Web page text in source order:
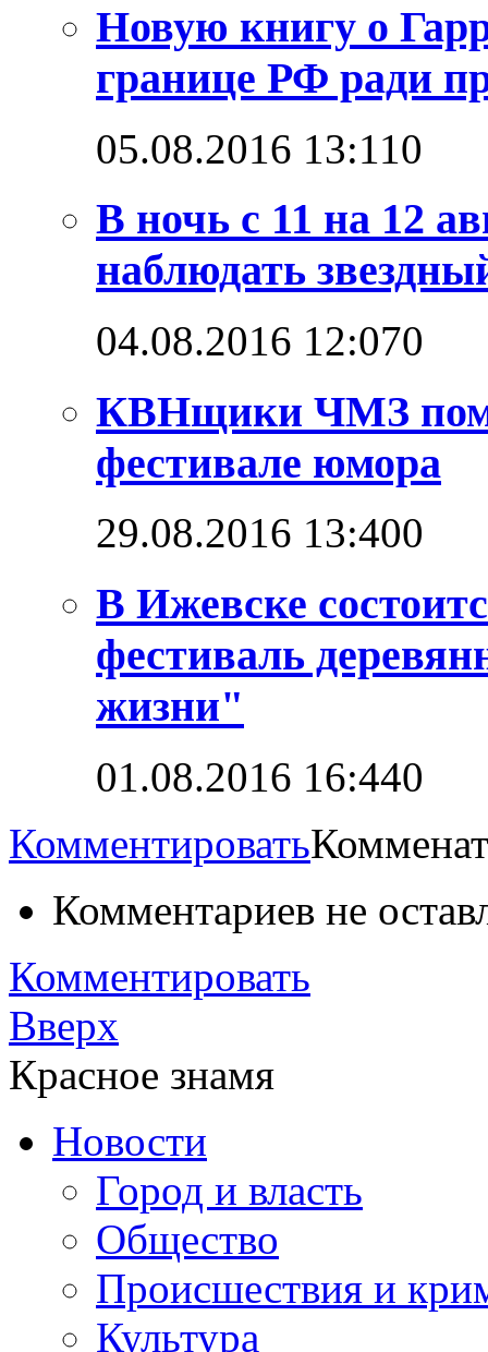
Новую книгу о
границе РФ ради
05.08.2016 13:11 0
В ночь с 11 на 12
наблюдать
04.08.2016 12:070
КВНщики ЧМЗ
фестивале юмора
29.08.2016 13:400
В Ижевске
фестиваль
жизни"
01.08.2016 16:440
Комментировать
Комментариев не
Комментировать
Вверх
Красное знамя
Новости
Город и власть
Общество
Происшествия и
Культура